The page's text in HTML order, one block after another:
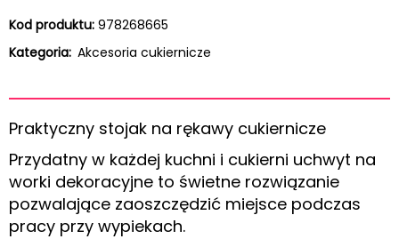
Kod produktu: 978268665
Kategoria: Akcesoria cukiernicze
Praktyczny stojak na rękawy cukiernicze
Przydatny w każdej kuchni i cukierni uchwyt na
worki dekoracyjne to świetne rozwiązanie
pozwalające zaoszczędzić miejsce podczas
pracy przy wypiekach.